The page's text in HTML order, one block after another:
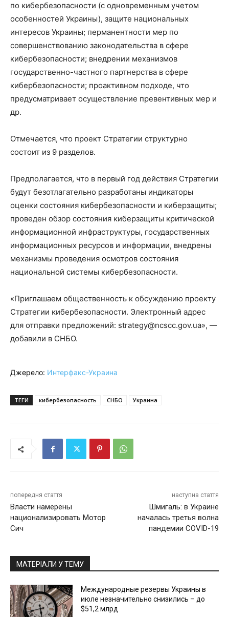
по кибербезопасности (с одновременным учетом
особенностей Украины), защите национальных
интересов Украины; перманентности мер по
совершенствованию законодательства в сфере
кибербезопасности; внедрении механизмов
государственно-частного партнерства в сфере
кибербезопасности; проактивном подходе, что
предусматривает осуществление превентивных мер и
др.
Отмечается, что проект Стратегии структурно
состоит из 9 разделов.
Предполагается, что в первый год действия Стратегии
будут безотлагательно разработаны индикаторы
оценки состояния кибербезопасности и киберзащиты;
проведен обзор состояния киберзащиты критической
информационной инфраструктуры, государственных
информационных ресурсов и информации, внедрены
механизмы проведения осмотров состояния
национальной системы кибербезопасности.
«Приглашаем общественность к обсуждению проекту
Стратегии кибербезопасности. Электронный адрес
для отправки предложений: strategy@ncscc.gov.ua», —
добавили в СНБО.
Джерело: Интерфакс-Украина
ТЕГИ кибербезопасность СНБО Украина
попередня стаття
Власти намерены
национализировать Мотор
Сич
наступна стаття
Шмигаль: в Украине
началась третья волна
пандемии COVID-19
МАТЕРІАЛИ У ТЕМУ
Международные резервы Украины в
июле незначительно снизились – до
$51,2 млрд